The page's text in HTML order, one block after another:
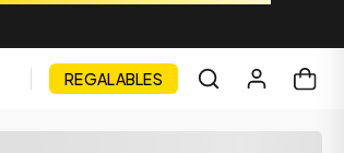
REGALABLES